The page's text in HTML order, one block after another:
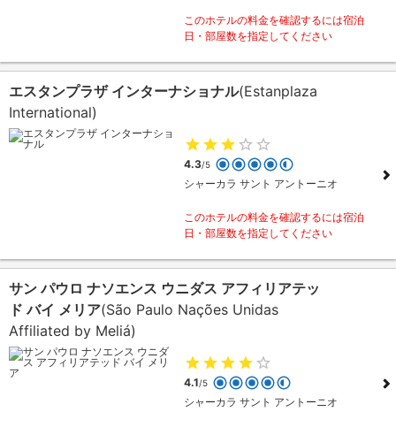
このホテルの料金を確認するには宿泊
日・部屋数を指定してください
エスタンプラザ インターナショナル(Estanplaza
International)
4.3/5
シャーカラ サント アントーニオ
このホテルの料金を確認するには宿泊
日・部屋数を指定してください
サン パウロ ナソエンス ウニダス アフィリアテッ
ド バイ メリア(São Paulo Nações Unidas
Affiliated by Meliá)
4.1/5
シャーカラ サント アントーニオ